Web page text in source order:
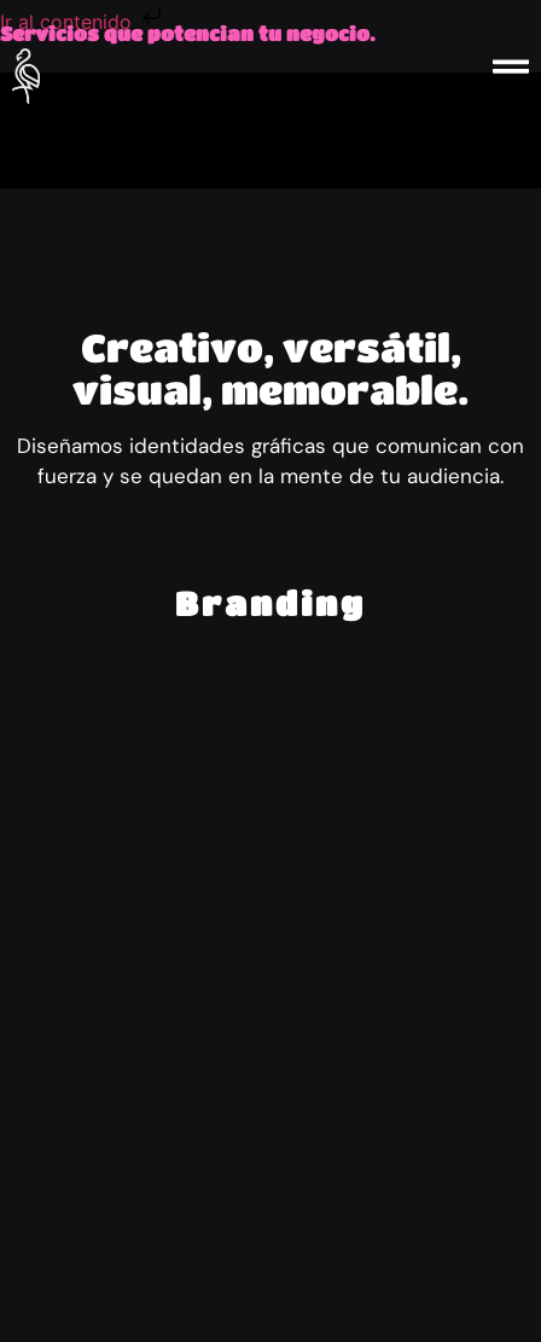
Ir al contenido
Servicios que potencian tu negocio.
Creativo, versátil,
visual, memorable.
Diseñamos identidades gráficas que comunican con
fuerza y se quedan en la mente de tu audiencia.
Branding